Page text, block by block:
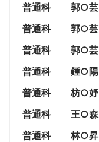
e
普通科 郭○芸
普通科
郭○芸
普通科
郭○芸
普通科
鍾○陽
普通科
枋○妤
普通科
王○森
普通科
林○昇